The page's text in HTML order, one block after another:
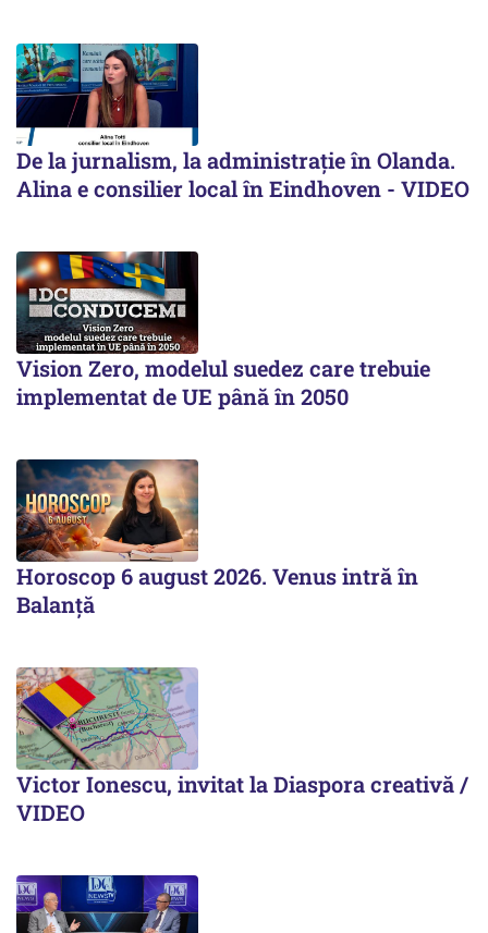
De la jurnalism, la administrație în Olanda.
Alina e consilier local în Eindhoven - VIDEO
Vision Zero, modelul suedez care trebuie
implementat de UE până în 2050
Horoscop 6 august 2026. Venus intră în
Balanță
Victor Ionescu, invitat la Diaspora creativă /
VIDEO